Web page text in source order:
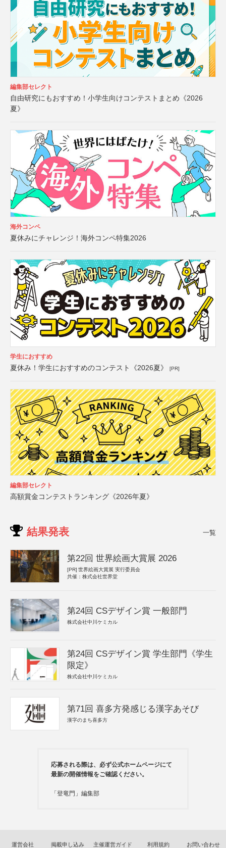
編集部セレクト
自由研究にもおすすめ！小学生向けコンテストまとめ《2026
夏》
海外コンペ
夏休みにチャレンジ！海外コンペ特集2026
学生におすすめ
夏休み！学生におすすめのコンテスト《2026夏》 [PR]
編集部セレクト
高額賞金コンテストランキング《2026年夏》
結果発表 一覧
第22回 世界絵画大賞展 2026
[PR] 世界絵画大賞展 実行委員会
共催：株式会社世界堂
第24回 CSデザイン賞 一般部門
株式会社中川ケミカル
第24回 CSデザイン賞 学生部門《学生
限定》
株式会社中川ケミカル
第71回 喜多方発感じる漢字あそび
漢字のまち喜多方
応募される際は、必ず公式ホームページにて
最新の開催情報をご確認ください。
「登竜門」編集部
運営会社 掲載申し込み 主催運営ガイド 利用規約 お問い合わせ